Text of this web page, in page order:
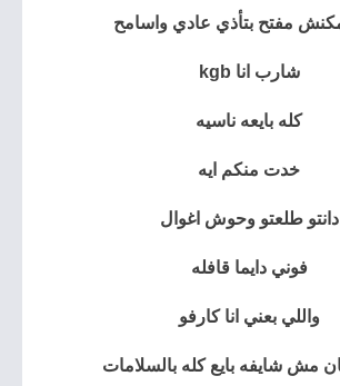
مفتح بتأذي عادي واسامح
شارب انا kgb
كله بايعه ناسيه
خدت منكم ايه
دانتو طلعتو وحوش اغوال
فوني دايما قافله
واللي بعني انا كارفو
مش شايفه بايع كله بالسلامات